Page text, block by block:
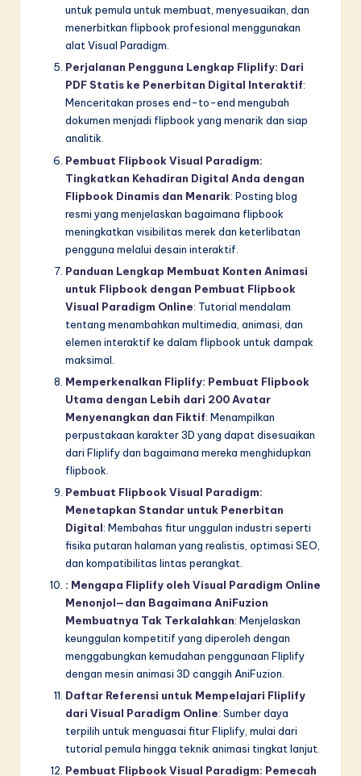
untuk pemula untuk membuat, menyesuaikan, dan
menerbitkan flipbook profesional menggunakan
alat Visual Paradigm.
Perjalanan Pengguna Lengkap Fliplify: Dari
PDF Statis ke Penerbitan Digital Interaktif:
Menceritakan proses end-to-end mengubah
dokumen menjadi flipbook yang menarik dan siap
analitik.
Pembuat Flipbook Visual Paradigm:
Tingkatkan Kehadiran Digital Anda dengan
Flipbook Dinamis dan Menarik: Posting blog
resmi yang menjelaskan bagaimana flipbook
meningkatkan visibilitas merek dan keterlibatan
pengguna melalui desain interaktif.
Panduan Lengkap Membuat Konten Animasi
untuk Flipbook dengan Pembuat Flipbook
Visual Paradigm Online: Tutorial mendalam
tentang menambahkan multimedia, animasi, dan
elemen interaktif ke dalam flipbook untuk dampak
maksimal.
Memperkenalkan Fliplify: Pembuat Flipbook
Utama dengan Lebih dari 200 Avatar
Menyenangkan dan Fiktif: Menampilkan
perpustakaan karakter 3D yang dapat disesuaikan
dari Fliplify dan bagaimana mereka menghidupkan
flipbook.
Pembuat Flipbook Visual Paradigm:
Menetapkan Standar untuk Penerbitan
Digital: Membahas fitur unggulan industri seperti
fisika putaran halaman yang realistis, optimasi SEO,
dan kompatibilitas lintas perangkat.
: Mengapa Fliplify oleh Visual Paradigm Online
Menonjol—dan Bagaimana AniFuzion
Membuatnya Tak Terkalahkan: Menjelaskan
keunggulan kompetitif yang diperoleh dengan
menggabungkan kemudahan penggunaan Fliplify
dengan mesin animasi 3D canggih AniFuzion.
Daftar Referensi untuk Mempelajari Fliplify
dari Visual Paradigm Online: Sumber daya
terpilih untuk menguasai fitur Fliplify, mulai dari
tutorial pemula hingga teknik animasi tingkat lanjut.
Pembuat Flipbook Visual Paradigm: Pemecah